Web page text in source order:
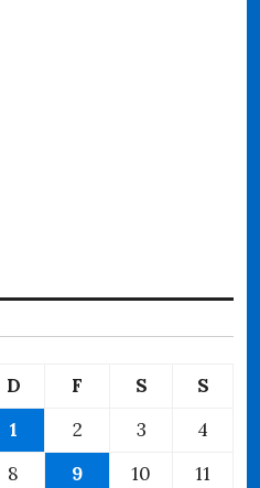
D F S
S
1
2 3
4
8 9 10
11